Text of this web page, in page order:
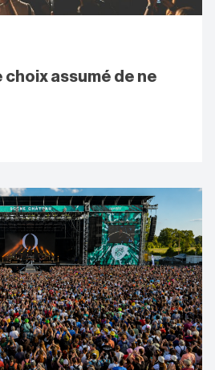
choix assumé de ne